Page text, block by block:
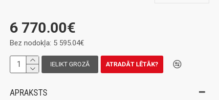
6 770.00€
Bez nodokļa: 5 595.04€
IELIKT GROZĀ ATRADĀT LĒTĀK?
APRAKSTS